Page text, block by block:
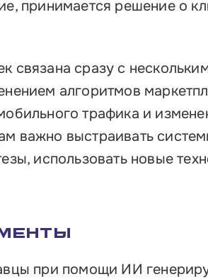
Обучение
Поддержка
туризма
Факторинг для
Старт в бизнес
предпринимателей
принимается решение о
связана сразу с
алгоритмов
трафика и
важно выстраивать
использовать новые
при помощи ИИ